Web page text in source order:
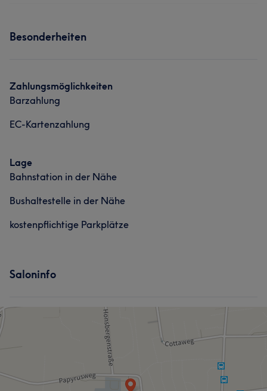
Besonderheiten
Zahlungsmöglichkeiten
Barzahlung
EC-Kartenzahlung
Lage
Bahnstation in der Nähe
Bushaltestelle in der Nähe
kostenpflichtige Parkplätze
Saloninfo